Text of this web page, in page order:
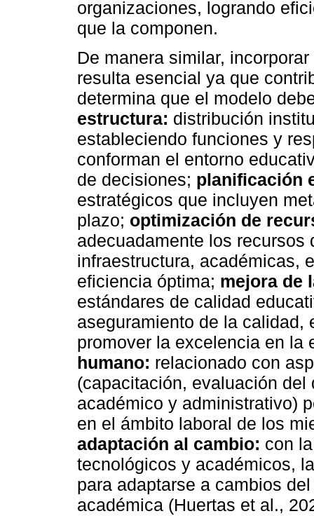
organizaciones, logrando
que la componen.
De manera similar,
resulta esencial ya que
determina que el modelo
estructura: distribución
estableciendo funciones y
conforman el entorno
de decisiones; planificación
estratégicos que incluyen
plazo; optimización de
adecuadamente los recursos
infraestructura, académicas,
eficiencia óptima; mejora de
estándares de calidad
aseguramiento de la calidad,
promover la excelencia en la
humano: relacionado con
(capacitación, evaluación
académico y administrativo)
en el ámbito laboral de los
adaptación al cambio: con
tecnológicos y académicos,
para adaptarse a cambios
académica (Huertas et al.,